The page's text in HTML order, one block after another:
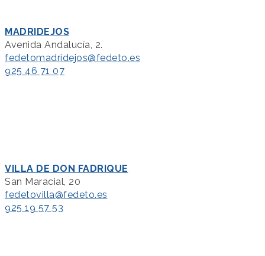
MADRIDEJOS
Avenida Andalucía, 2.
fedetomadridejos@fedeto.es
925 46 71 07
VILLA DE DON FADRIQUE
San Maracial, 20
fedetovilla@fedeto.es
925 19 57 53